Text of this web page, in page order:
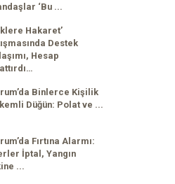
‘Bu ...
Hakaret’
Destek
Hesap
Binlerce Kişilik
Düğün: Polat ve ...
Fırtına Alarmı:
İptal, Yangın
...